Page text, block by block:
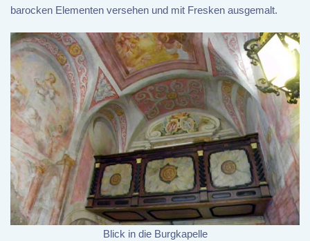
barocken Elementen versehen und mit Fresken ausgemalt.
Blick in die Burgkapelle